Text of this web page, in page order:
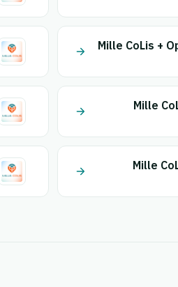
Mille CoLis +
Mille
Mille